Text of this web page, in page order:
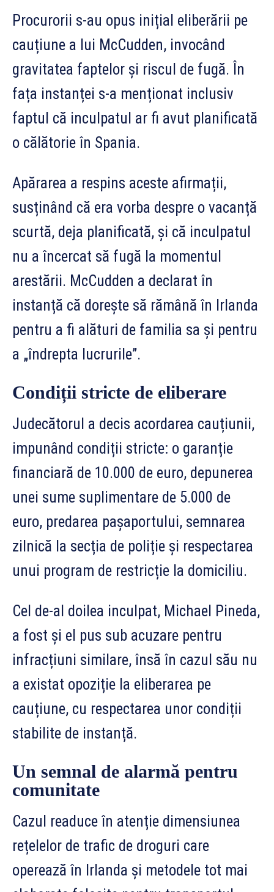
Procurorii s-au opus inițial eliberării pe
cauțiune a lui McCudden, invocând
gravitatea faptelor și riscul de fugă. În
fața instanței s-a menționat inclusiv
faptul că inculpatul ar fi avut planificată
o călătorie în Spania.
Apărarea a respins aceste afirmații,
susținând că era vorba despre o vacanță
scurtă, deja planificată, și că inculpatul
nu a încercat să fugă la momentul
arestării. McCudden a declarat în
instanță că dorește să rămână în Irlanda
pentru a fi alături de familia sa și pentru
a „îndrepta lucrurile”.
Condiții stricte de eliberare
Judecătorul a decis acordarea cauțiunii,
impunând condiții stricte: o garanție
financiară de 10.000 de euro, depunerea
unei sume suplimentare de 5.000 de
euro, predarea pașaportului, semnarea
zilnică la secția de poliție și respectarea
unui program de restricție la domiciliu.
Cel de-al doilea inculpat, Michael Pineda,
a fost și el pus sub acuzare pentru
infracțiuni similare, însă în cazul său nu
a existat opoziție la eliberarea pe
cauțiune, cu respectarea unor condiții
stabilite de instanță.
Un semnal de alarmă pentru
comunitate
Cazul readuce în atenție dimensiunea
rețelelor de trafic de droguri care
operează în Irlanda și metodele tot mai